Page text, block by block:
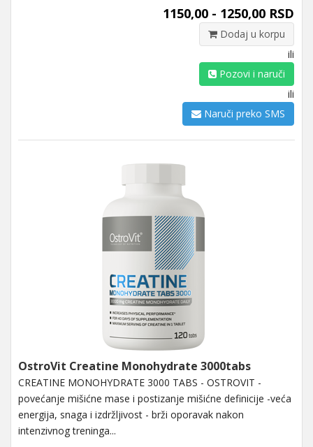
1150,00 - 1250,00 RSD
Dodaj u korpu
ili
Pozovi i naruči
ili
Naruči preko SMS
OstroVit Creatine Monohydrate 3000tabs
CREATINE MONOHYDRATE 3000 TABS - OSTROVIT -
povećanje mišićne mase i postizanje mišićne definicije -veća
energija, snaga i izdržljivost - brži oporavak nakon
intenzivnog treninga...